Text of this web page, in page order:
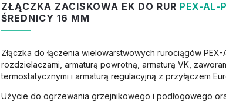
ZŁĄCZKA ZACISKOWA EK DO RUR PEX-AL-
ŚREDNICY 16 MM
Złączka do łączenia wielowarstwowych rurociągów PEX-
rozdzielaczami, armaturą powrotną, armaturą VK,
termostatycznymi i armaturą regulacyjną z przyłączem
Użycie do ogrzewania grzejnikowego i podłogowego